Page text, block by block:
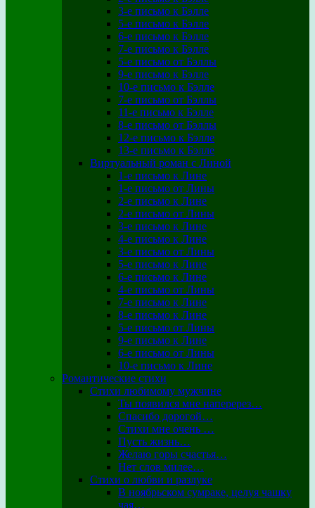
3-е письмо к Бэлле
5-е письмо к Бэлле
6-е письмо к Бэлле
7-е письмо к Бэлле
5-е письмо от Бэллы
9-е письмо к Бэлле
10-е письмо к Бэлле
7-е письмо от Бэллы
11-е письмо к Бэлле
8-е письмо от Бэллы
12-е письмо к Бэлле
13-е письмо к Бэлле
Виртуальный роман с Линой
1-е письмо к Лине
1-е письмо от Лины
2-е письмо к Лине
2-е письмо от Лины
3-е письмо к Лине
4-е письмо к Лине
3-е письмо от Лины
5-е письмо к Лине
6-е письмо к Лине
4-е письмо от Лины
7-е письмо к Лине
8-е письмо к Лине
5-е письмо от Лины
9-е письмо к Лине
6-е письмо от Лины
10-е письмо к Лине
Романтические стихи
Стихи любимому мужчине
Ты появился мне наперерез…
Спасибо дорогой…
Стихи мне очень …
Пусть жизнь…
Желаю горы счастья…
Нет слов милее…
Стихи о любви и разлуке
В ноябрьском сумраке, целуя чашку
чая…